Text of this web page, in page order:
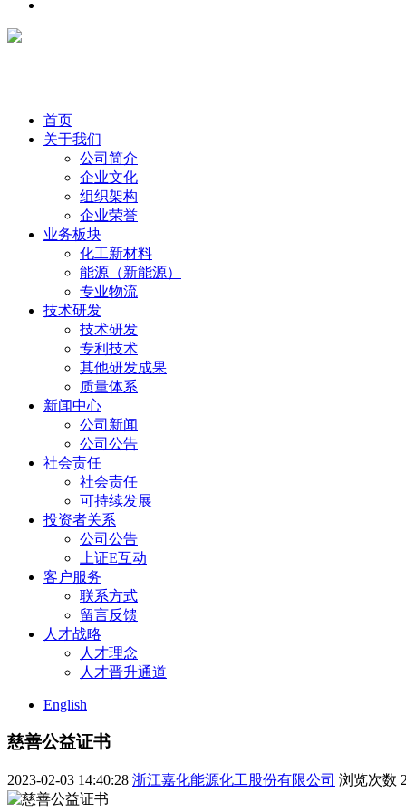
首页
关于我们
公司简介
企业文化
组织架构
企业荣誉
业务板块
化工新材料
能源（新能源）
专业物流
技术研发
技术研发
专利技术
其他研发成果
质量体系
新闻中心
公司新闻
公司公告
社会责任
社会责任
可持续发展
投资者关系
公司公告
上证E互动
客户服务
联系方式
留言反馈
人才战略
人才理念
人才晋升通道
English
慈善公益证书
2023-02-03 14:40:28 浙江嘉化能源化工股份有限公司 浏览次数